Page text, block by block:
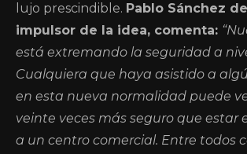
lujo prescindible. Pablo Sánchez
impulsor de la idea, comenta:
está extremando la seguridad a
Cualquiera que haya asistido a
en esta nueva normalidad puede
veinte veces más seguro que estar
a un centro comercial. Entre todos